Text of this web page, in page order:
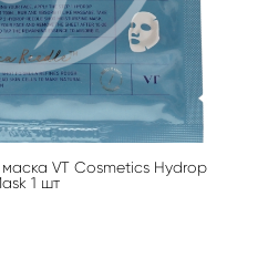
маска VT Cosmetics Hydrop
1 шт